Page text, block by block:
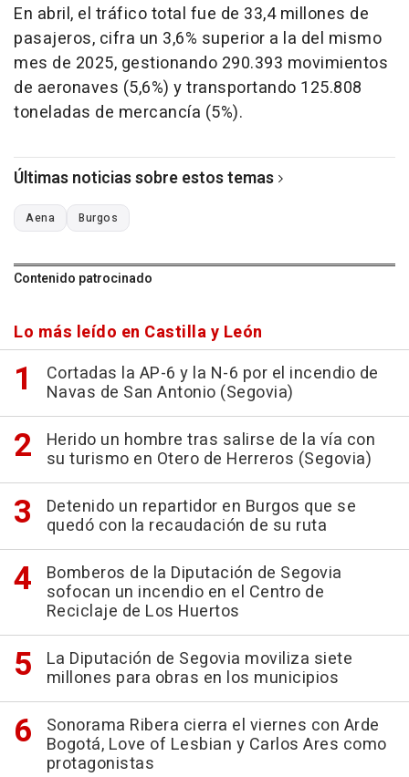
En abril, el tráfico total fue de 33,4 millones de
pasajeros, cifra un 3,6% superior a la del mismo
mes de 2025, gestionando 290.393 movimientos
de aeronaves (5,6%) y transportando 125.808
toneladas de mercancía (5%).
Últimas noticias sobre estos temas
Aena Burgos
Contenido patrocinado
Lo más leído en Castilla y León
Cortadas la AP-6 y la N-6 por el incendio de
Navas de San Antonio (Segovia)
Herido un hombre tras salirse de la vía con
su turismo en Otero de Herreros (Segovia)
Detenido un repartidor en Burgos que se
quedó con la recaudación de su ruta
Bomberos de la Diputación de Segovia
sofocan un incendio en el Centro de
Reciclaje de Los Huertos
La Diputación de Segovia moviliza siete
millones para obras en los municipios
Sonorama Ribera cierra el viernes con Arde
Bogotá, Love of Lesbian y Carlos Ares como
protagonistas